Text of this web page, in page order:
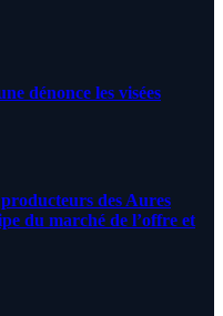
dénonce les visées
des Aures
du marché de l’offre et